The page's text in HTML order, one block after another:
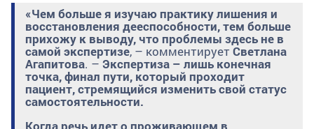
«Чем больше я изучаю практику лишения и
восстановления дееспособности, тем больше
прихожу к выводу, что проблемы здесь не в
самой экспертизе, – комментирует Светлана
Агапитова. –Экспертиза – лишь конечная
точка, финал пути, который проходит
пациент, стремящийся изменить свой статус
самостоятельности.